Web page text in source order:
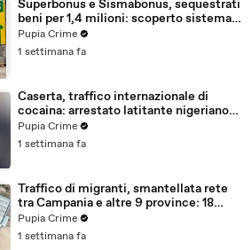
Superbonus e Sismabonus, sequestrati
beni per 1,4 milioni: scoperto sistema
con false abitazioni (29.07.26)
Pupia Crime
1 settimana fa
Caserta, traffico internazionale di
cocaina: arrestato latitante nigeriano
ricercato dal 2019 (28.07.26)
Pupia Crime
1 settimana fa
Traffico di migranti, smantellata rete
tra Campania e altre 9 province: 18
arresti (27.07.26)
Pupia Crime
1 settimana fa